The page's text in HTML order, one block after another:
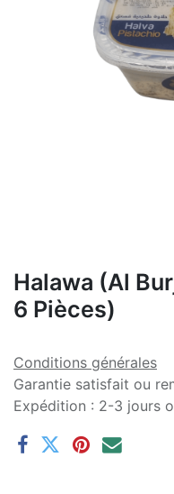
Halawa (Al
6 Pièces)
Conditions générales
Garantie satisfait ou
Expédition : 2-3 jours